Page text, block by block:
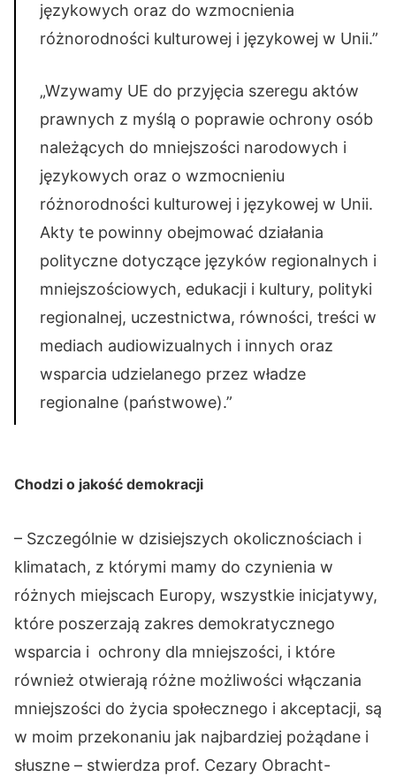
językowych oraz do wzmocnienia
różnorodności kulturowej i językowej w Unii.”
„Wzywamy UE do przyjęcia szeregu aktów
prawnych z myślą o poprawie ochrony osób
należących do mniejszości narodowych i
językowych oraz o wzmocnieniu
różnorodności kulturowej i językowej w Unii.
Akty te powinny obejmować działania
polityczne dotyczące języków regionalnych i
mniejszościowych, edukacji i kultury, polityki
regionalnej, uczestnictwa, równości, treści w
mediach audiowizualnych i innych oraz
wsparcia udzielanego przez władze
regionalne (państwowe).”
Chodzi o jakość demokracji
– Szczególnie w dzisiejszych okolicznościach i
klimatach, z którymi mamy do czynienia w
różnych miejscach Europy, wszystkie inicjatywy,
które poszerzają zakres demokratycznego
wsparcia i ochrony dla mniejszości, i które
również otwierają różne możliwości włączania
mniejszości do życia społecznego i akceptacji, są
w moim przekonaniu jak najbardziej pożądane i
słuszne – stwierdza prof. Cezary Obracht-